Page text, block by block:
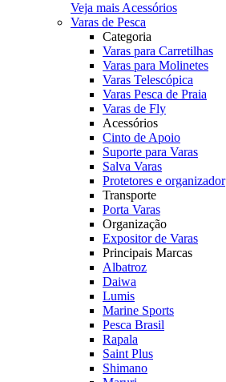
Veja mais Acessórios
Varas de Pesca
Categoria
Varas para Carretilhas
Varas para Molinetes
Varas Telescópica
Varas Pesca de Praia
Varas de Fly
Acessórios
Cinto de Apoio
Suporte para Varas
Salva Varas
Protetores e organizador
Transporte
Porta Varas
Organização
Expositor de Varas
Principais Marcas
Albatroz
Daiwa
Lumis
Marine Sports
Pesca Brasil
Rapala
Saint Plus
Shimano